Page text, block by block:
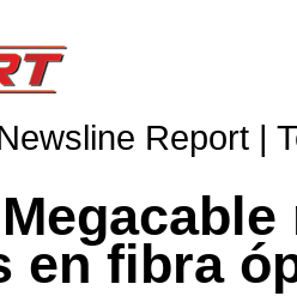
Report |
en fibra